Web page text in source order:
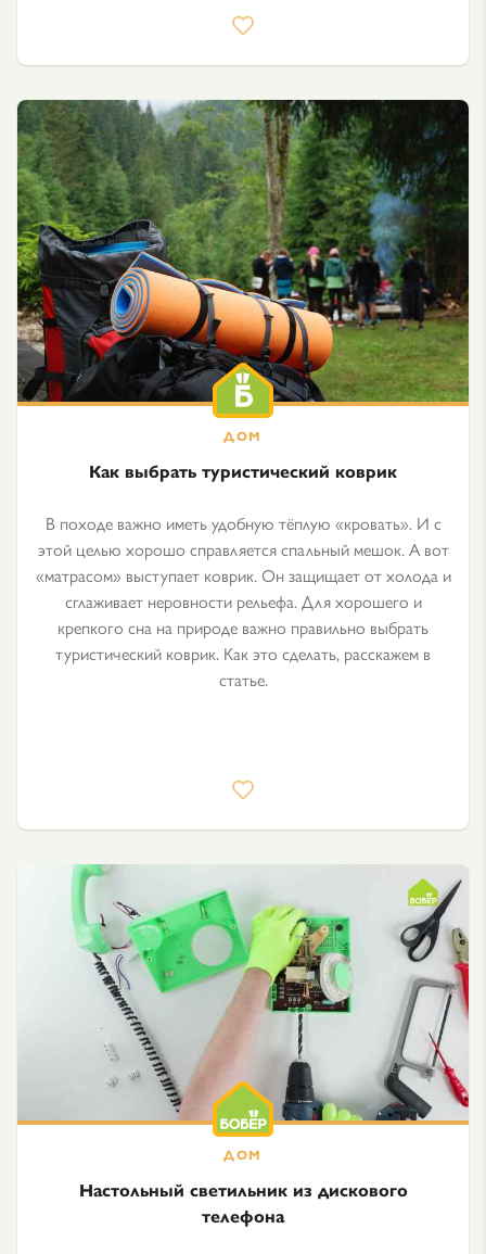
Как выбрать туристический коврик
В походе важно иметь удобную тёплую «кровать». И с
этой целью хорошо справляется спальный мешок. А вот
«матрасом» выступает коврик. Он защищает от холода и
сглаживает неровности рельефа. Для хорошего и
крепкого сна на природе важно правильно выбрать
туристический коврик. Как это сделать, расскажем в
статье.
Настольный светильник из дискового
телефона